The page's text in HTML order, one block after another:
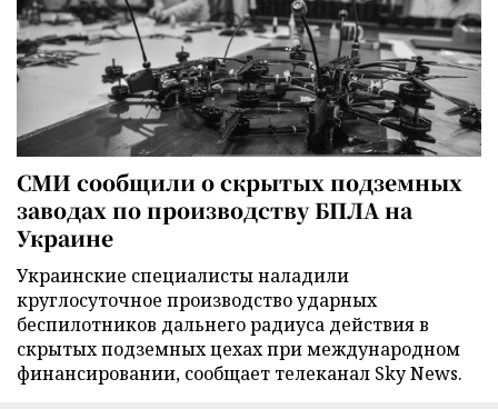
СМИ сообщили о скрытых подземных
заводах по производству БПЛА на
Украине
Украинские специалисты наладили
круглосуточное производство ударных
беспилотников дальнего радиуса действия в
скрытых подземных цехах при международном
финансировании, сообщает телеканал Sky News.